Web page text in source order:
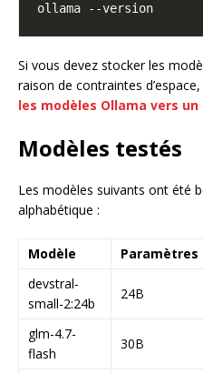
Si vous devez stocker les
raison de contraintes
les modèles Ollama vers
Modèles testés
Les modèles suivants ont été
alphabétique :
Modèle Paramètres
devstral-
small-2:24b
24B
glm-4.7-
flash
30B